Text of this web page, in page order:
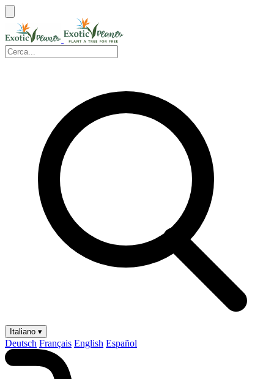
Italiano ▾
Deutsch Français English Español